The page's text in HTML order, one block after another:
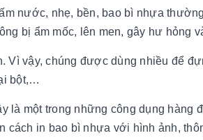
nước, nhẹ, bền, bao bì nhựa
bị ẩm mốc, lên men, gây hư hỏng
Vì vậy, chúng được dùng nhiều để
bột,…
là một trong những công dụng hàng
in bao bì nhựa với hình ảnh,